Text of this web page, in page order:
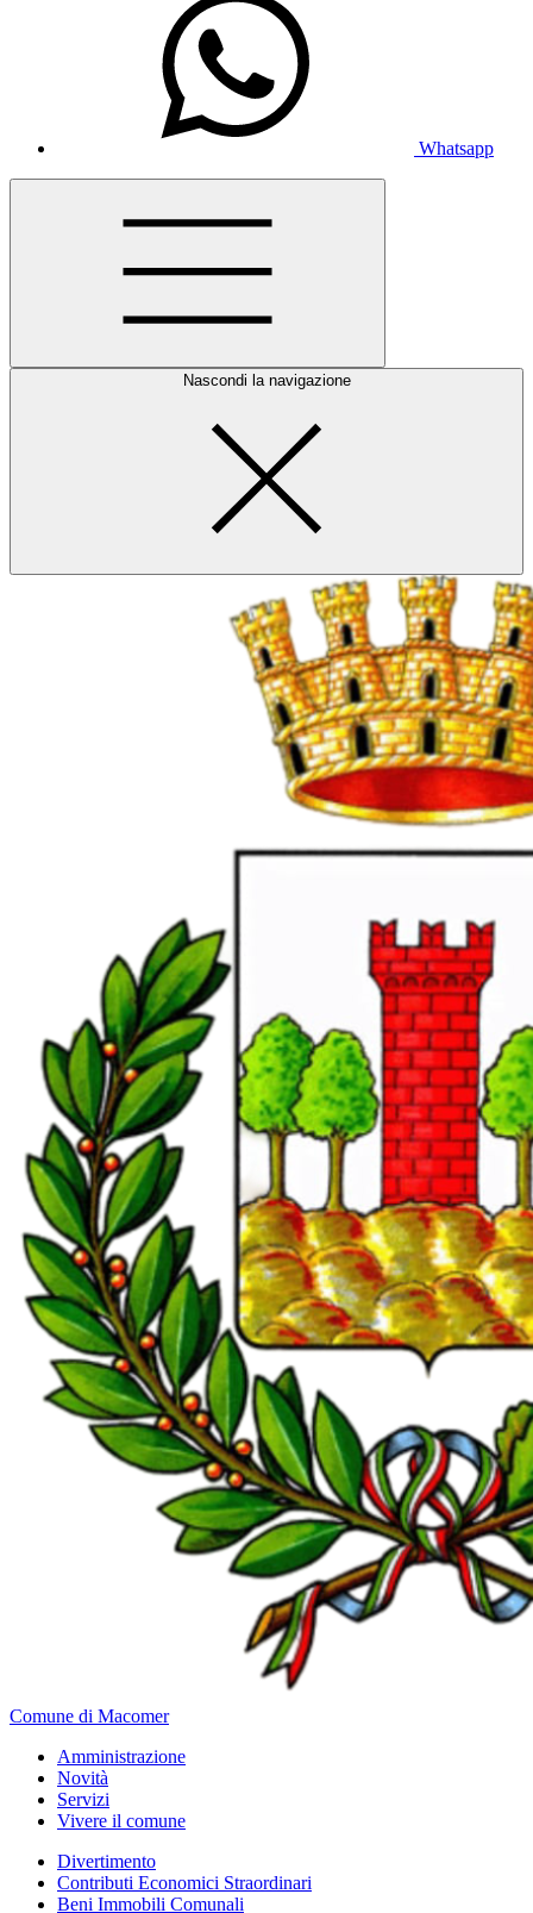
Whatsapp
Nascondi la navigazione
Comune di Macomer
Amministrazione
Novità
Servizi
Vivere il comune
Divertimento
Contributi Economici Straordinari
Beni Immobili Comunali